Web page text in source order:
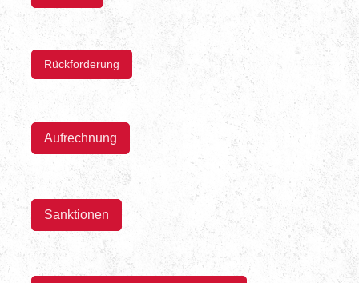
Rückforderung
Aufrechnung
Sanktionen